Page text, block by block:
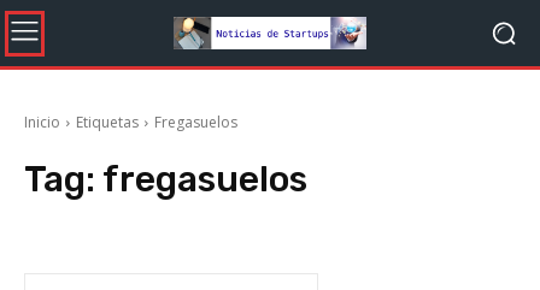
Inicio Etiquetas Fregasuelos
Tag: fregasuelos